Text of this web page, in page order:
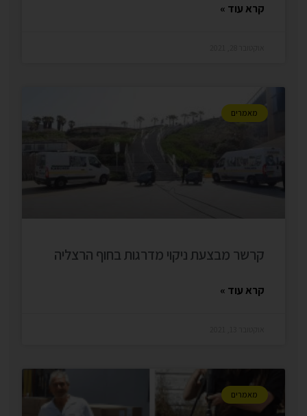
קרא עוד »
מאמרים
קרשר מבצעת ניקוי מדרגות בחוף הרצליה
קרא עוד »
מאמרים